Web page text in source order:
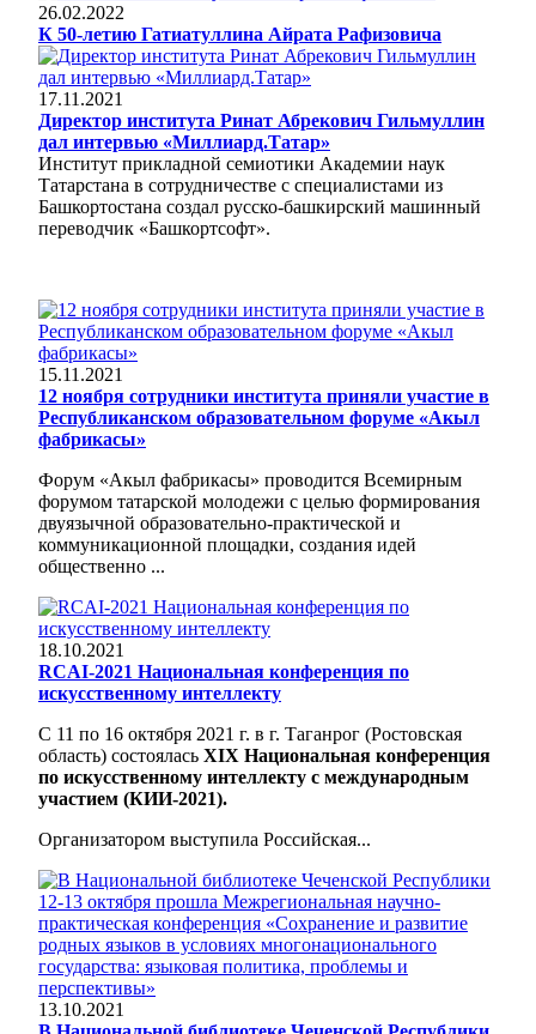
26.02.2022
К 50-летию Гатиатуллина Айрата Рафизовича
17.11.2021
Директор института Ринат Абрекович Гильмуллин
дал интервью «Миллиард.Татар»
Институт прикладной семиотики Академии наук
Татарстана в сотрудничестве с специалистами из
Башкортостана создал русско-башкирский машинный
переводчик «Башкортсофт».
15.11.2021
12 ноября сотрудники института приняли участие в
Республиканском образовательном форуме «Акыл
фабрикасы»
Форум «Акыл фабрикасы» проводится Всемирным
форумом татарской молодежи с целью формирования
двуязычной образовательно-практической и
коммуникационной площадки, создания идей
общественно ...
18.10.2021
RCAI-2021 Национальная конференция по
искусственному интеллекту
С 11 по 16 октября 2021 г. в г. Таганрог (Ростовская
область) состоялась XIX Национальная конференция
по искусственному интеллекту с международным
участием (КИИ-2021).
Организатором выступила Российская...
13.10.2021